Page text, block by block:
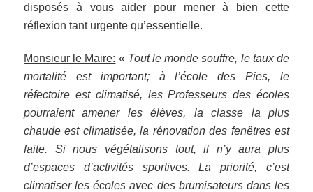
disposés à vous aider pour mener à bien cette
réflexion tant urgente qu’essentielle.
Monsieur le Maire: « Tout le monde souffre, le taux de
mortalité est important; à l’école des Pies, le
réfectoire est climatisé, les Professeurs des écoles
pourraient amener les élèves, la classe la plus
chaude est climatisée, la rénovation des fenêtres est
faite. Si nous végétalisons tout, il n’y aura plus
d’espaces d’activités sportives. La priorité, c’est
climatiser les écoles avec des brumisateurs dans les